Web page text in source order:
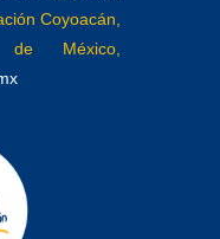
Coyoacán,
México,